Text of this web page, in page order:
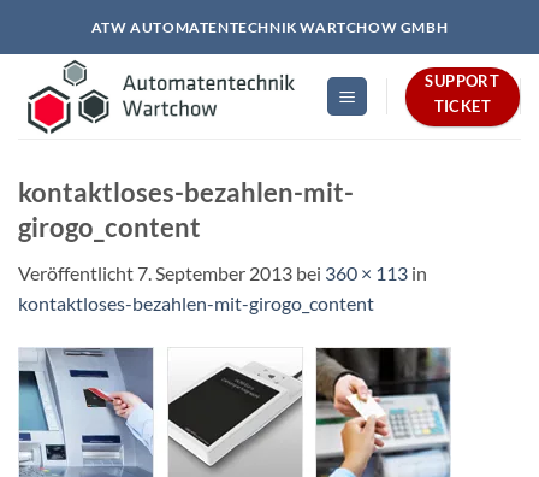
springen
ATW AUTOMATENTECHNIK WARTCHOW GMBH
SUPPORT
TICKET
kontaktloses-bezahlen-mit-
girogo_content
Veröffentlicht 7. September 2013 bei 360 × 113 in
kontaktloses-bezahlen-mit-girogo_content